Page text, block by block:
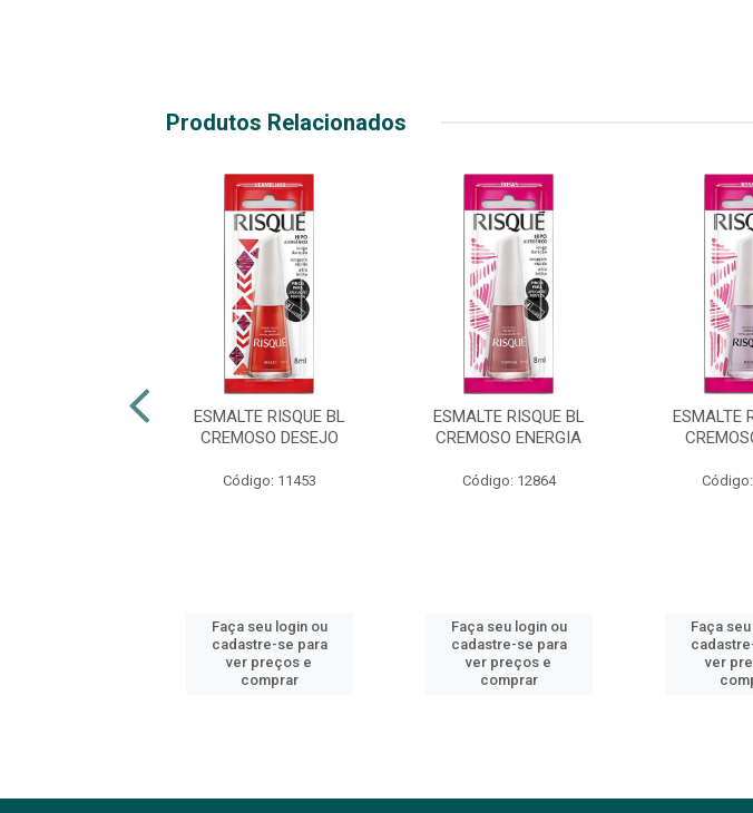
Produtos Relacionados
ESMALTE RISQUE BL
CREMOSO DESEJO
Código: 11453
Faça seu login ou
cadastre-se para
ver preços e
comprar
ESMALTE RISQUE BL
CREMOSO ENERGIA
Código: 12864
Faça seu login ou
cadastre-se para
ver preços e
comprar
ESMALTE
Faça
ver